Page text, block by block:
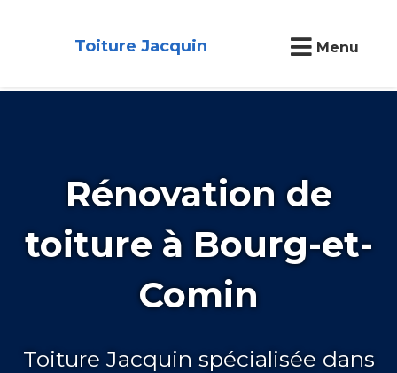
Toiture Jacquin Menu
Rénovation de
toiture à Bourg-et-
Comin
Toiture Jacquin spécialisée dans